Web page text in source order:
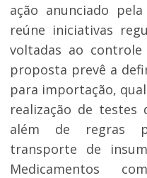
ação anunciado
reúne iniciativas
voltadas ao
proposta prevê a
para importação,
realização de testes
além de regras
transporte de
Medicamentos